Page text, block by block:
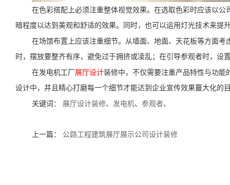
在色彩搭配上必须注重整体视觉效果。在选取色彩时应该以
暗程度以达到美观和舒适的效果。同时，也可以运用灯光技术来提
在场馆布置上应该注重细节。从墙面、地面、天花板等方面
时，摆放要整齐有序，避免过于拥挤或凌乱；在引导参观者时，设
在发电机工厂 展厅设计装修中，不仅需要注重产品特性与功能
设计中，并且精心打磨每一个细节才能达到企业宣传效果蕞大化的
关键词： 展厅设计装修、 发电机、 参观者、
上一篇： 公路工程建筑展厅展示公司设计装修